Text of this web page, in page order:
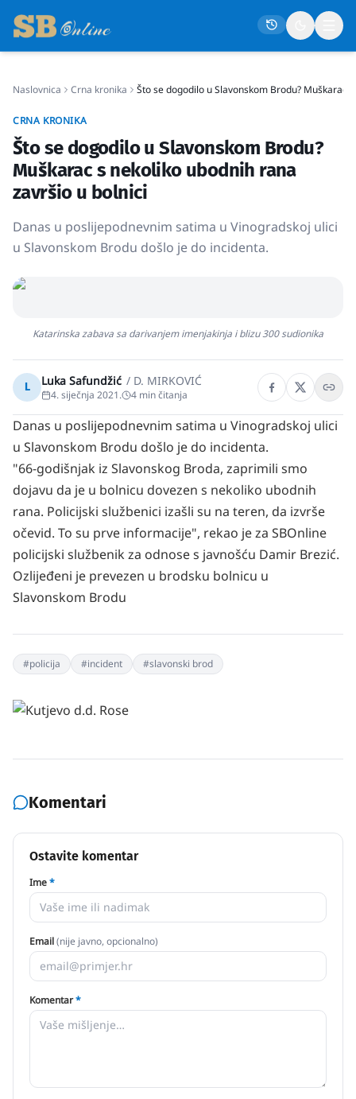
Politika
Gospodarstvo
Crna kronika
Osmrtnice
Naslovnica Crna kronika Što se dogodilo u Slavonskom Brodu? Muškarac
CRNA KRONIKA
Što se dogodilo u Slavonskom Brodu?
Muškarac s nekoliko ubodnih rana
završio u bolnici
Danas u poslijepodnevnim satima u Vinogradskoj ulici
u Slavonskom Brodu došlo je do incidenta.
Katarinska zabava sa darivanjem imenjakinja i blizu 300 sudionika
L Luka Safundžić / D. MIRKOVIĆ
4. siječnja 2021. 4 min čitanja
Danas u poslijepodnevnim satima u Vinogradskoj ulici
u Slavonskom Brodu došlo je do incidenta.
"66-godišnjak iz Slavonskog Broda, zaprimili smo
dojavu da je u bolnicu dovezen s nekoliko ubodnih
rana. Policijski službenici izašli su na teren, da izvrše
očevid. To su prve informacije", rekao je za SBOnline
policijski službenik za odnose s javnošću Damir Brezić.
Ozlijeđeni je prevezen u brodsku bolnicu u
Slavonskom Brodu
#policija #incident #slavonski brod
Komentari
Ostavite komentar
Ime*
Email(nije javno, opcionalno)
Komentar*